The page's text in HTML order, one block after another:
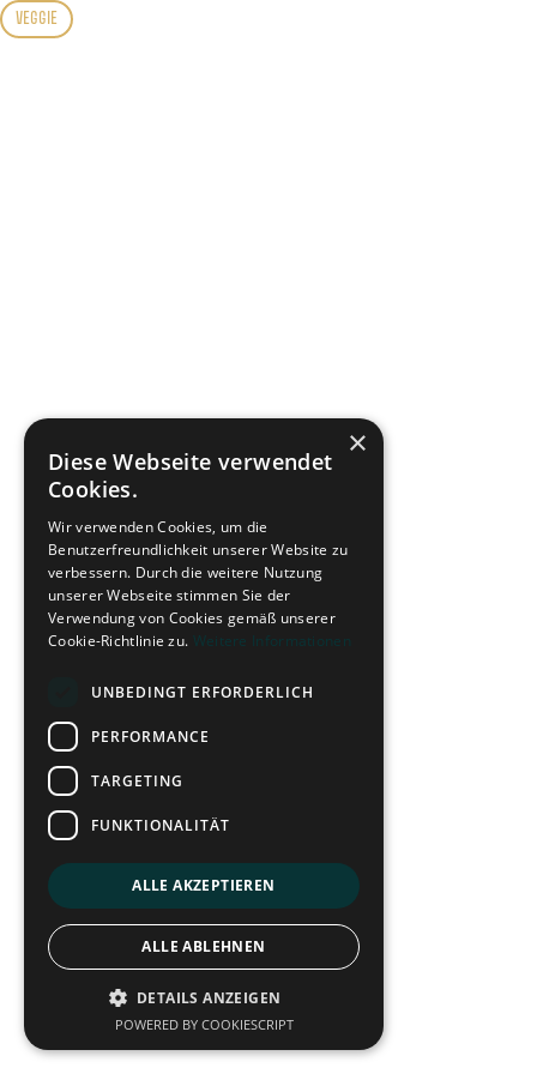
VEGGIE
×
Diese Webseite verwendet
Cookies.
Wir verwenden Cookies, um die
Benutzerfreundlichkeit unserer Website zu
verbessern. Durch die weitere Nutzung
unserer Webseite stimmen Sie der
Verwendung von Cookies gemäß unserer
Cookie-Richtlinie zu. Weitere Informationen
UNBEDINGT ERFORDERLICH
PERFORMANCE
TARGETING
FUNKTIONALITÄT
ALLE AKZEPTIEREN
ALLE ABLEHNEN
DETAILS ANZEIGEN
POWERED BY COOKIESCRIPT